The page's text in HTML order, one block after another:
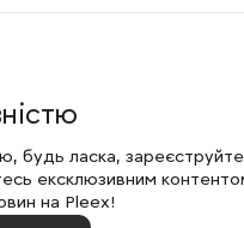
будь ласка,
ексклюзивним
на Pleex!